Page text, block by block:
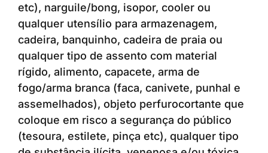
etc), narguile/bong, isopor, cooler ou
qualquer utensílio para armazenagem,
cadeira, banquinho, cadeira de praia ou
qualquer tipo de assento com material
rígido, alimento, capacete, arma de
fogo/arma branca (faca, canivete, punhal e
assemelhados), objeto perfurocortante que
coloque em risco a segurança do público
(tesoura, estilete, pinça etc), qualquer tipo